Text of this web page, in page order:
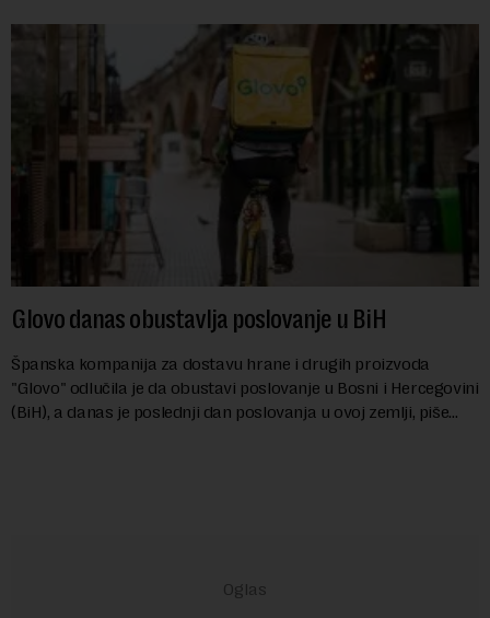
Glovo danas obustavlja poslovanje u BiH
Španska kompanija za dostavu hrane i drugih proizvoda
"Glovo" odlučila je da obustavi poslovanje u Bosni i Hercegovini
(BiH), a danas je poslednji dan poslovanja u ovoj zemlji, piše